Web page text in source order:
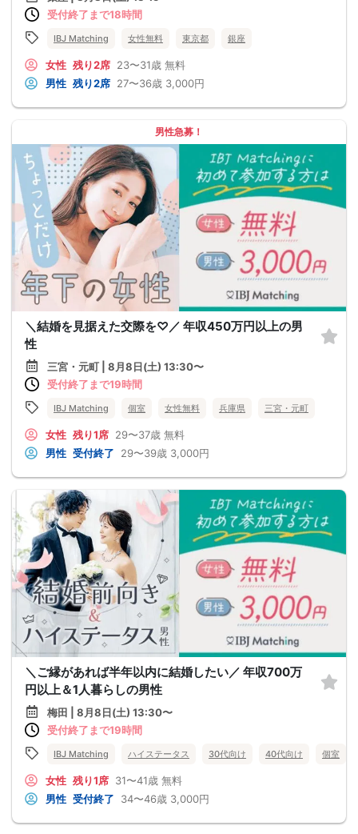
受付終了まで18時間
IBJ Matching 女性無料 東京都 銀座
女性 残り2席 23〜31歳 無料
男性 残り2席 27〜36歳 3,000円
男性急募！
＼結婚を見据えた交際を♡／ 年収450万円以上の男
性
三宮・元町 | 8月8日(土) 13:30〜
受付終了まで19時間
IBJ Matching 個室 女性無料 兵庫県 三宮・元町
女性 残り1席 29〜37歳 無料
男性 受付終了 29〜39歳 3,000円
＼ご縁があれば半年以内に結婚したい／ 年収700万
円以上＆1人暮らしの男性
梅田 | 8月8日(土) 13:30〜
受付終了まで19時間
IBJ Matching ハイステータス 30代向け 40代向け 個室
女性 残り1席 31〜41歳 無料
男性 受付終了 34〜46歳 3,000円